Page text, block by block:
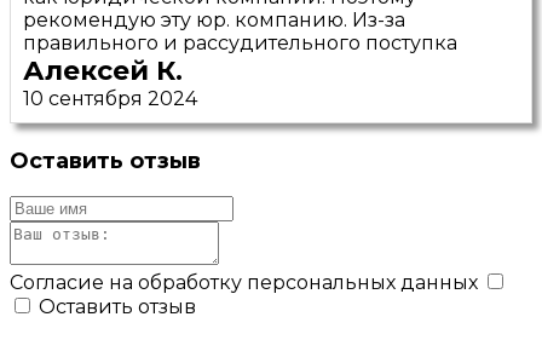
рекомендую эту юр. компанию. Из-за
правильного и рассудительного поступка
Алексей К.
10 сентября 2024
Оставить отзыв
Согласие на обработку персональных данных
Оставить отзыв